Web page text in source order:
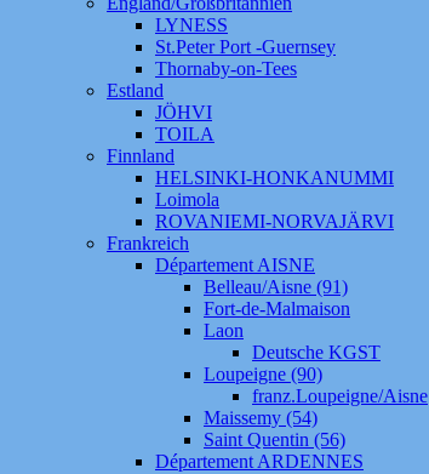
LYNESS
St.Peter Port -Guernsey
Thornaby-on-Tees
Estland
JÖHVI
TOILA
Finnland
HELSINKI-HONKANUMMI
Loimola
ROVANIEMI-NORVAJÄRVI
Frankreich
Département AISNE
Belleau/Aisne (91)
Fort-de-Malmaison
Laon
Deutsche KGST
Loupeigne (90)
franz.Loupeigne/Aisne
Maissemy (54)
Saint Quentin (56)
Département ARDENNES